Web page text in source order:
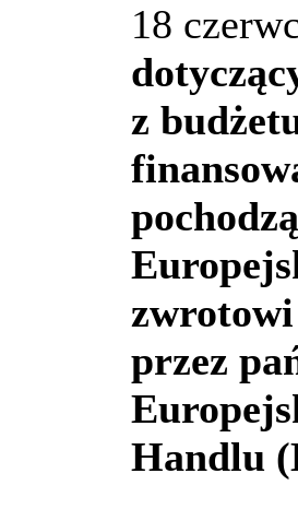
18
z
przez
Handlu